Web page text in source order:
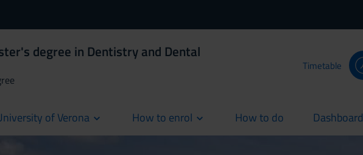
degree in Dentistry and Dental
Timetable
of Verona How to enrol How to do
current Dashboard
current